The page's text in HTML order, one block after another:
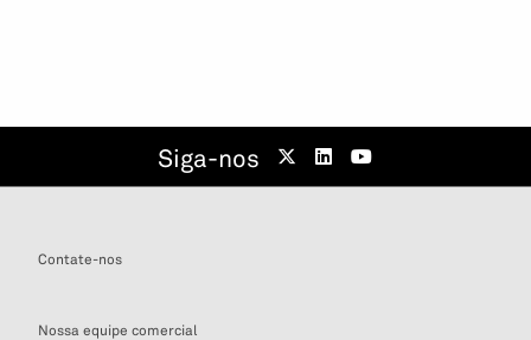
Siga-nos
Contate-nos
Nossa equipe comercial